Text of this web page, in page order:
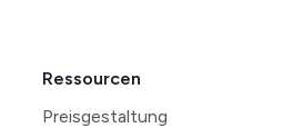
Ressourcen
Preisgestaltung